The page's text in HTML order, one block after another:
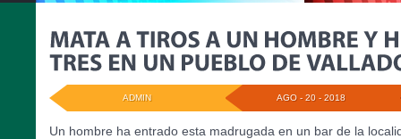
AGO - 20 - 2018
ADMIN
Un hombre ha entrado esta madrugada en un bar de la